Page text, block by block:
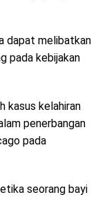
dapat melibatkan
pada kebijakan
kasus kelahiran
penerbangan
pada
seorang bayi